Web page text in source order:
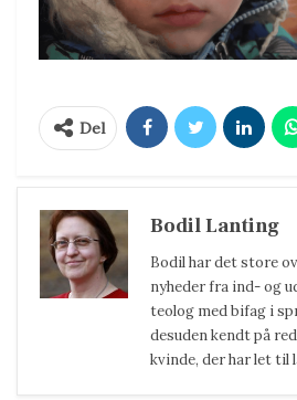
Del
Bodil Lanting
Bodil har det store
nyheder fra ind- og
teolog med bifag i
desuden kendt på
kvinde, der har let til